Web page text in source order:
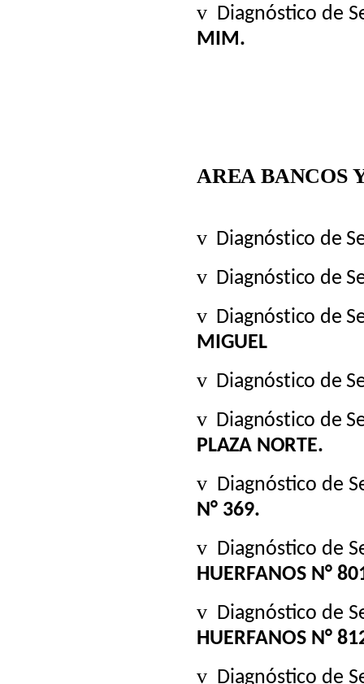
v Diagnóstico de
MIM.
AREA BANCOS
v Diagnóstico de
v Diagnóstico de
v Diagnóstico de
MIGUEL
v Diagnóstico de
v Diagnóstico de
PLAZA NORTE.
v Diagnóstico de
N° 369.
v Diagnóstico de
HUERFANOS N°
v Diagnóstico de
HUERFANOS N°
v Diagnóstico de